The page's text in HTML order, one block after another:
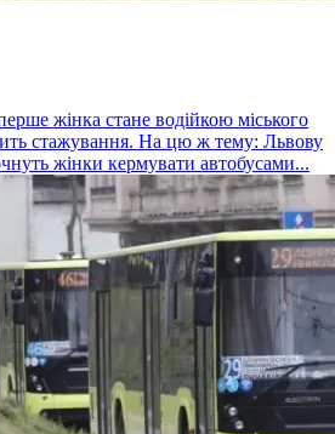
жінка стане водійкою міського
стажування. На цю ж тему: Львову
жінки кермувати автобусами...